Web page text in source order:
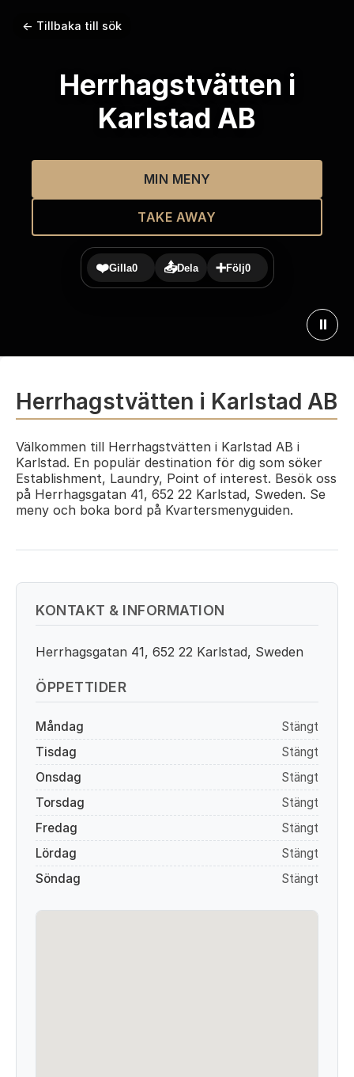
← Tillbaka till sök
Herrhagstvätten i
Karlstad AB
MIN MENY
TAKE AWAY
❤️Gilla0 📤Dela ➕Följ0
⏸
Herrhagstvätten i Karlstad AB
Välkommen till Herrhagstvätten i Karlstad AB i
Karlstad. En populär destination för dig som söker
Establishment, Laundry, Point of interest. Besök oss
på Herrhagsgatan 41, 652 22 Karlstad, Sweden. Se
meny och boka bord på Kvartersmenyguiden.
KONTAKT & INFORMATION
Herrhagsgatan 41, 652 22 Karlstad, Sweden
ÖPPETTIDER
Måndag
Stängt
Tisdag
Stängt
Onsdag
Stängt
Torsdag
Stängt
Fredag
Stängt
Lördag
Stängt
Söndag
Stängt